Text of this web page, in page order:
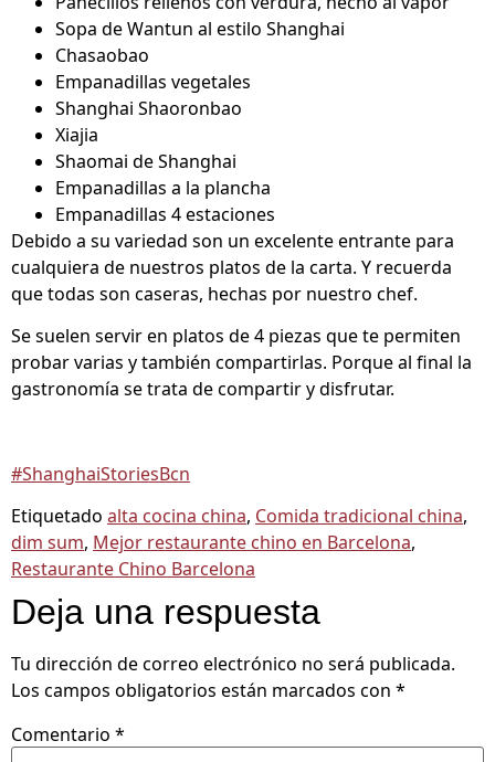
Sopa de Wantun al estilo Shanghai
Chasaobao
Empanadillas vegetales
Shanghai Shaoronbao
Xiajia
Shaomai de Shanghai
Empanadillas a la plancha
Empanadillas 4 estaciones
Debido a su variedad son un excelente entrante para
cualquiera de nuestros platos de la carta. Y recuerda
que todas son caseras, hechas por nuestro chef.
Se suelen servir en platos de 4 piezas que te permiten
probar varias y también compartirlas. Porque al final la
gastronomía se trata de compartir y disfrutar.
#ShanghaiStoriesBcn
Etiquetado alta cocina china, Comida tradicional china,
dim sum, Mejor restaurante chino en Barcelona,
Restaurante Chino Barcelona
Deja una respuesta
Tu dirección de correo electrónico no será publicada.
Los campos obligatorios están marcados con *
Comentario *